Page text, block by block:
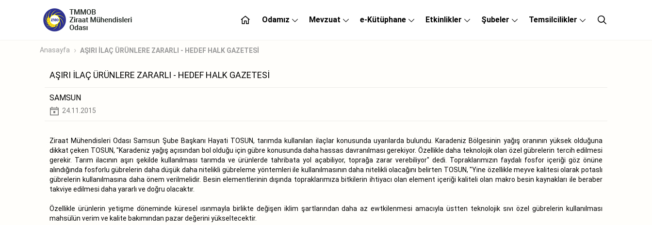
Odamız Mevzuat e-Kütüphane Etkinlikler Şubeler Temsilcilikler
Anasayfa AŞIRI İLAÇ ÜRÜNLERE ZARARLI - HEDEF HALK GAZETESİ
AŞIRI İLAÇ ÜRÜNLERE ZARARLI - HEDEF HALK GAZETESİ
SAMSUN
24.11.2015
Ziraat Mühendisleri Odası Samsun Şube Başkanı Hayati TOSUN, tarımda kullanılan ilaçlar konusunda uyarılarda bulundu. Karadeniz Bölgesinin yağış oranının yüksek olduğuna
dikkat çeken TOSUN, "Karadeniz yağış açısından bol olduğu için gübre konusunda daha hassas davranılması gerekiyor. Özellikle daha teknolojik olan özel gübrelerin tercih edilmesi
gerekir. Tarım ilacının aşırı şekilde kullanılması tarımda ve ürünlerde tahribata yol açabiliyor, toprağa zarar verebiliyor" dedi. Topraklarımızın faydalı fosfor içeriği göz önüne
alındığında fosforlu gübrelerin daha düşük daha nitelikli gübreleme yöntemleri ile kullanılmasının daha nitelikli olacağını belirten TOSUN, "Yine özellikle meyve kalitesi olarak potaslı
gübrelerin kullanılmasına daha önem verilmelidir. Besin elementlerinin dışında topraklarımıza bitkilerin ihtiyacı olan element içeriği kaliteli olan makro besin kaynakları ile beraber
takviye edilmesi daha yararlı ve doğru olacaktır.
Özellikle ürünlerin yetişme döneminde küresel ısınmayla birlikte değişen iklim şartlarından daha az ewtkilenmesi amacıyla üstten teknolojik sıvı özel gübrelerin kullanılması
mahsülün verim ve kalite bakımından pazar değerini yükseltecektir.